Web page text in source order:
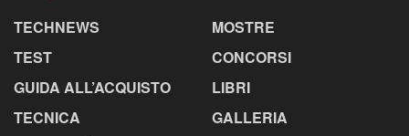
TECHNEWS
TEST
GUIDA ALL’ACQUISTO
TECNICA
MOSTRE
CONCORSI
LIBRI
GALLERIA